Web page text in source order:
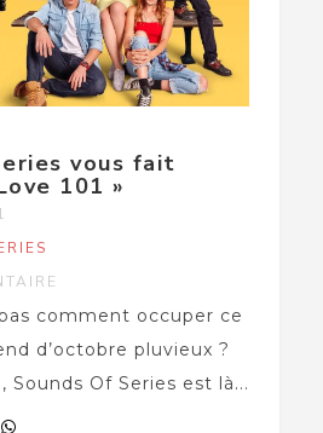
vous fait
101 »
comment occuper ce
d’octobre pluvieux ?
Sounds Of Series est là...